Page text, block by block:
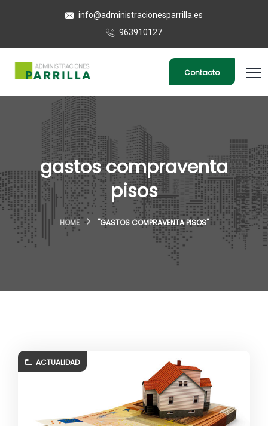
info@administracionesparrilla.es
963910127
Contacto
gastos compraventa
pisos
HOME "GASTOS COMPRAVENTA PISOS"
ACTUALIDAD